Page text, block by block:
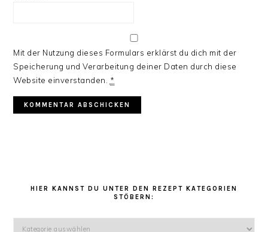
Mit der Nutzung dieses Formulars erklärst du dich mit der
Speicherung und Verarbeitung deiner Daten durch diese
Website einverstanden. *
HIER KANNST DU UNTER DEN REZEPT KATEGORIEN
STÖBERN: